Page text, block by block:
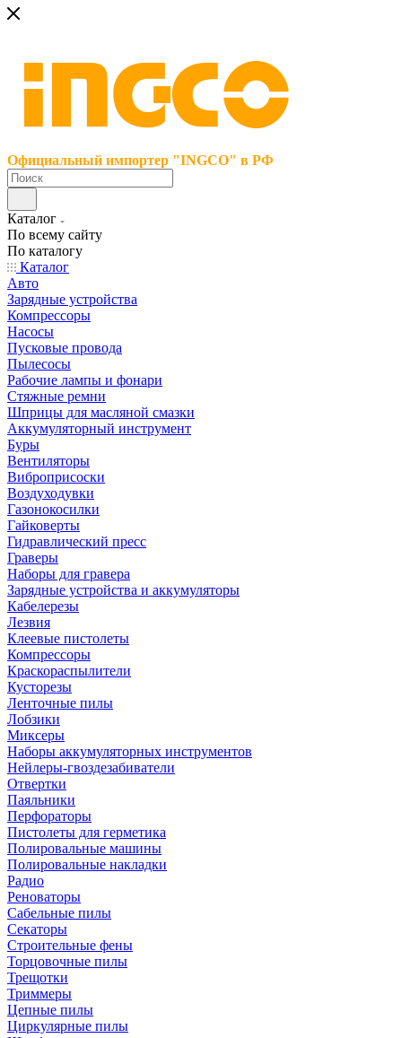
Официальный импортер "INGCO" в РФ
Каталог
По всему сайту
По каталогу
Каталог
Авто
Зарядные устройства
Компрессоры
Насосы
Пусковые провода
Пылесосы
Рабочие лампы и фонари
Стяжные ремни
Шприцы для масляной смазки
Аккумуляторный инструмент
Буры
Вентиляторы
Виброприсоски
Воздуходувки
Газонокосилки
Гайковерты
Гидравлический пресс
Граверы
Наборы для гравера
Зарядные устройства и аккумуляторы
Кабелерезы
Лезвия
Клеевые пистолеты
Компрессоры
Краскораспылители
Кусторезы
Ленточные пилы
Лобзики
Миксеры
Наборы аккумуляторных инструментов
Нейлеры-гвоздезабиватели
Отвертки
Паяльники
Перфораторы
Пистолеты для герметика
Полировальные машины
Полировальные накладки
Радио
Реноваторы
Сабельные пилы
Секаторы
Строительные фены
Торцовочные пилы
Трещотки
Триммеры
Цепные пилы
Циркулярные пилы